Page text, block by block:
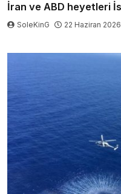
İran ve ABD heyetleri
SoleKinG 22 Haziran 2026